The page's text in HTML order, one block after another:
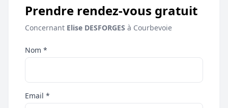
Prendre rendez-vous gratuit
Concernant Elise DESFORGES à Courbevoie
Nom *
Email *